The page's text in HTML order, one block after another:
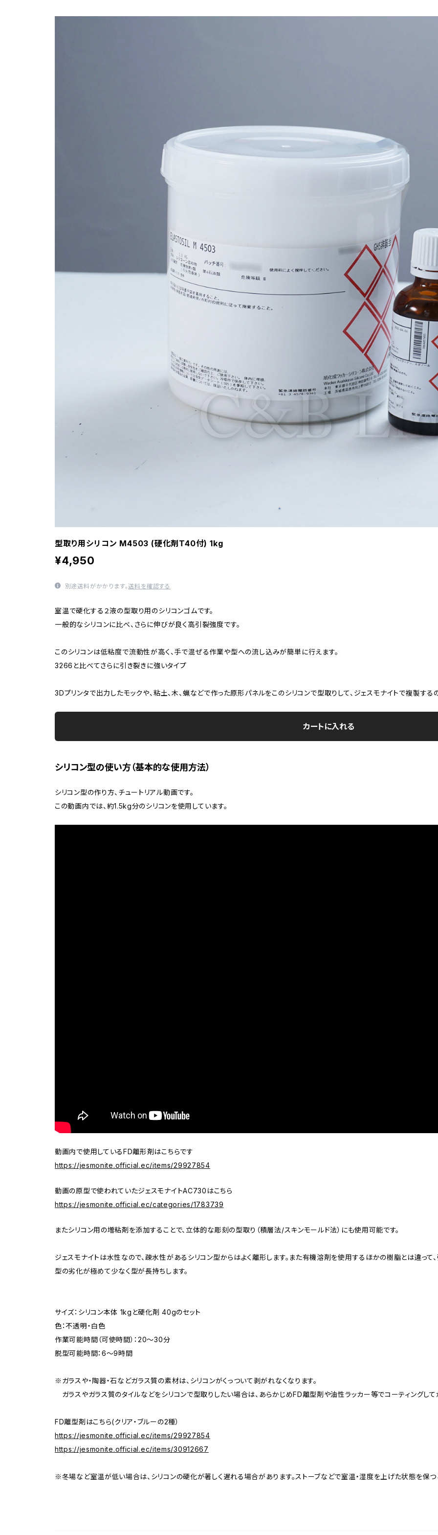
型取り用シリコン M4503 (硬化剤T40付) 1kg
¥4,950
別途送料がかかります。送料を確認する
室温で硬化する２液の型取り用のシリコンゴムです。
一般的なシリコンに比べ、さらに伸びが良く高引裂強度です。
このシリコンは低粘度で流動性が高く、手で混ぜる作業や型への流し込みが簡単に行えます。
3266と比べてさらに引き裂きに強いタイプ
3Dプリンタで出力したモックや、粘土、木、蝋などで作った原形パネルをこのシリコンで型取りして、ジェスモナイトで複製する
カートに入れる
シリコン型の使い方（基本的な使用方法）
シリコン型の作り方、チュートリアル動画です。
この動画内では、約1.5kg分のシリコンを使用しています。
動画内で使用しているFD離形剤はこちらです
https://jesmonite.official.ec/items/29927854
動画の原型で使われていたジェスモナイトAC730はこちら
https://jesmonite.official.ec/categories/1783739
またシリコン用の増粘剤を添加することで、立体的な彫刻の型取り（積層法/スキンモールド法）にも使用可能です。
ジェスモナイトは水性なので、疎水性があるシリコン型からはよく離形します。また有機溶剤を使用するほかの樹脂とは違って
型の劣化が極めて少なく型が長持ちします。
サイズ：シリコン本体 1kgと硬化剤 40gのセット
色：不透明・白色
作業可能時間（可使時間）：20～30分
脱型可能時間：6～9時間
※ガラスや・陶器・石などガラス質の素材は、シリコンがくっついて剥がれなくなります。
ガラスやガラス質のタイルなどをシリコンで型取りしたい場合は、あらかじめFD離型剤や油性ラッカー等でコーティングして
FD離型剤はこちら(クリア・ブルーの2種）
https://jesmonite.official.ec/items/29927854
https://jesmonite.official.ec/items/30912667
※冬場など室温が低い場合は、シリコンの硬化が著しく遅れる場合があります。ストーブなどで室温・湿度を上げた状態を保つ